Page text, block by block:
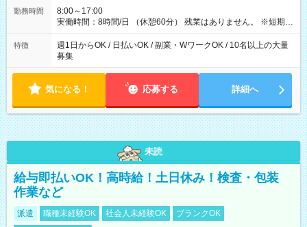
勤務時間
8:00～17:00
実働時間：8時間/日 （休憩60分） 残業はありません。 ※短期の
募集は行っておりません。予めご了承くださいませ。
特徴
週1日からOK / 日払いOK / 副業・WワークOK / 10名以上の大量
募集
気になる！ 応募する 詳細へ
未読
給与即払いOK！高時給！土日休み！検査・包装
作業など
派遣 職種未経験OK 社会人未経験OK
ブランクOK